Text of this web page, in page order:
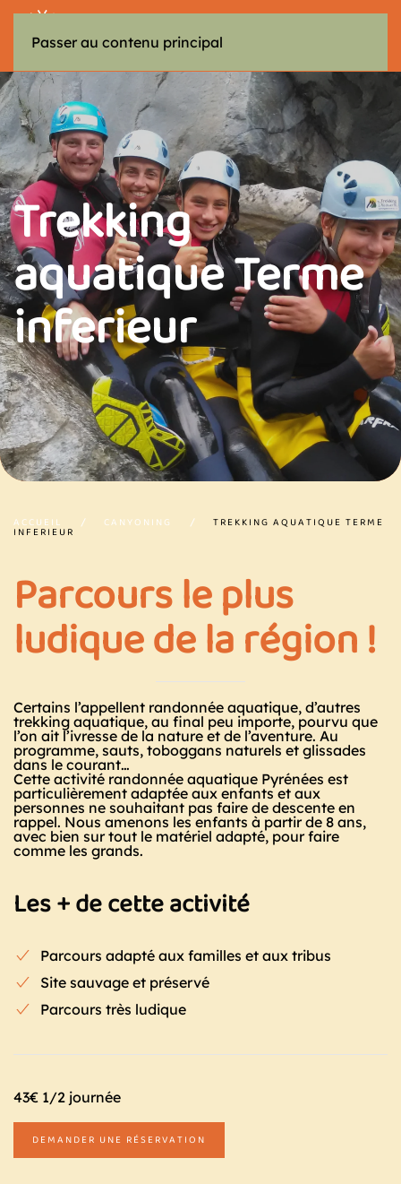
Passer au contenu principal
Trekking
aquatique Terme
inferieur
ACCUEIL CANYONING TREKKING AQUATIQUE TERME
INFERIEUR
Parcours le plus
ludique de la région !
Certains l’appellent randonnée aquatique, d’autres
trekking aquatique, au final peu importe, pourvu que
l’on ait l’ivresse de la nature et de l’aventure. Au
programme, sauts, toboggans naturels et glissades
dans le courant…
Cette activité randonnée aquatique Pyrénées est
particulièrement adaptée aux enfants et aux
personnes ne souhaitant pas faire de descente en
rappel. Nous amenons les enfants à partir de 8 ans,
avec bien sur tout le matériel adapté, pour faire
comme les grands.
Les + de cette activité
Parcours adapté aux familles et aux tribus
Site sauvage et préservé
Parcours très ludique
43€ 1/2 journée
DEMANDER UNE RÉSERVATION